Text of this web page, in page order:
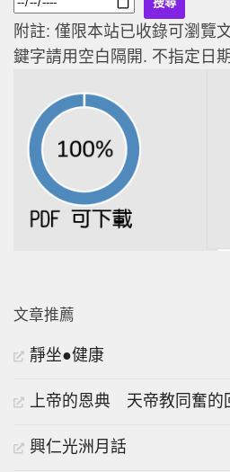
附註: 僅限本站已收錄可瀏覽
鍵字請用空白隔開. 不指定日
文章推薦
靜坐●健康
上帝的恩典 天帝教同奮的
興仁光洲月話